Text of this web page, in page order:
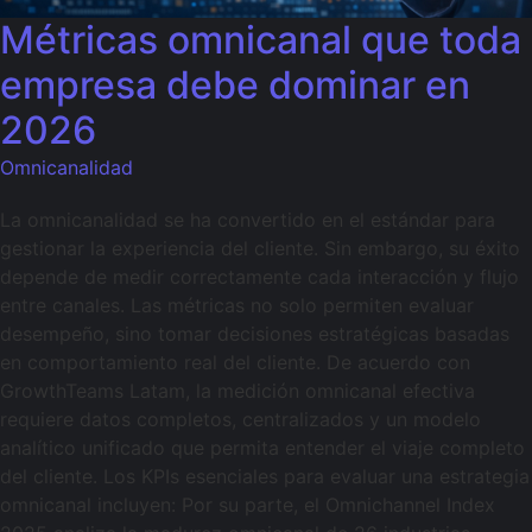
Métricas omnicanal que toda
empresa debe dominar en
2026
Omnicanalidad
La omnicanalidad se ha convertido en el estándar para
gestionar la experiencia del cliente. Sin embargo, su éxito
depende de medir correctamente cada interacción y flujo
entre canales. Las métricas no solo permiten evaluar
desempeño, sino tomar decisiones estratégicas basadas
en comportamiento real del cliente. De acuerdo con
GrowthTeams Latam, la medición omnicanal efectiva
requiere datos completos, centralizados y un modelo
analítico unificado que permita entender el viaje completo
del cliente. Los KPIs esenciales para evaluar una estrategia
omnicanal incluyen: Por su parte, el Omnichannel Index